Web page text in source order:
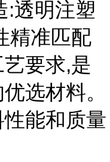
:透明注塑
精准匹配
要求,是
选材料。
能和质量